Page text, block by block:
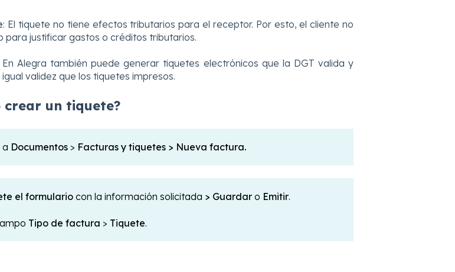
: El tiquete no tiene efectos tributarios para el receptor. Por esto, el cliente no
para justificar gastos o créditos tributarios.
En Alegra también puede generar tiquetes electrónicos que la DGT valida y
validez que los tiquetes impresos.
crear un tiquete?
a Documentos> Facturas y tiquetes > Nueva factura.
el formulariocon la información solicitada > Guardaro Emitir.
Tipo de factura > Tiquete.